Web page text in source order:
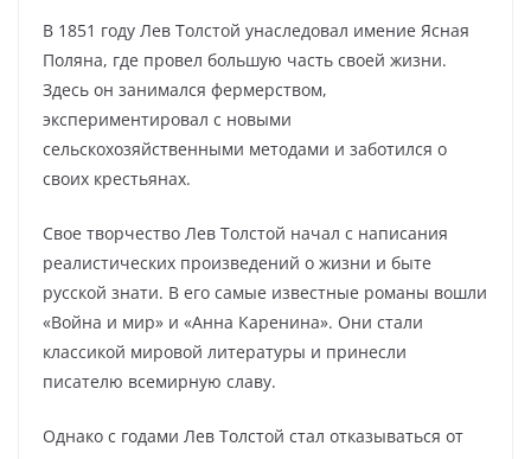
В 1851 году Лев Толстой унаследовал имение Ясная
Поляна, где провел большую часть своей жизни.
Здесь он занимался фермерством,
экспериментировал с новыми
сельскохозяйственными методами и заботился о
своих крестьянах.
Свое творчество Лев Толстой начал с написания
реалистических произведений о жизни и быте
русской знати. В его самые известные романы вошли
«Война и мир» и «Анна Каренина». Они стали
классикой мировой литературы и принесли
писателю всемирную славу.
Однако с годами Лев Толстой стал отказываться от